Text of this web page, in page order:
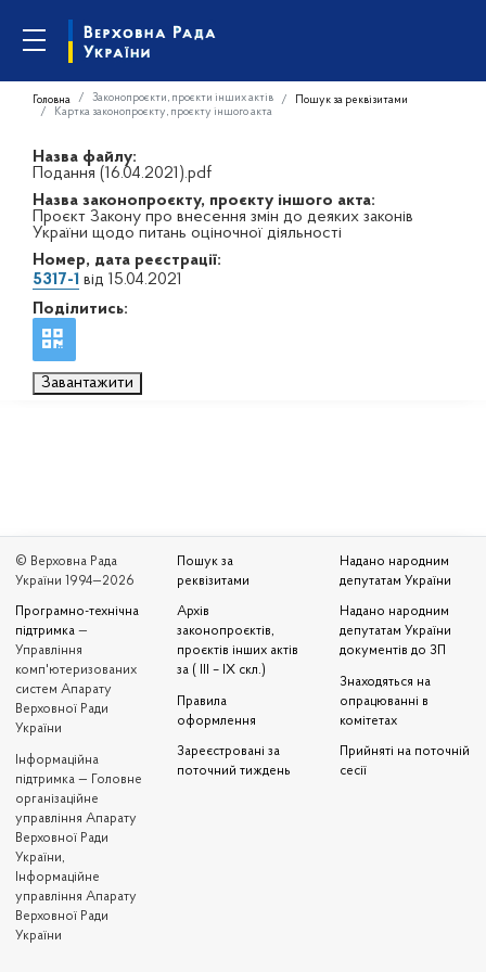
Головна Законопроєкти, проєкти інших актів
Пошук за реквізитами
Картка законопроєкту, проєкту іншого акта
Назва файлу:
Подання (16.04.2021).pdf
Назва законопроєкту, проєкту іншого акта:
Проєкт Закону про внесення змін до деяких законів
України щодо питань оціночної діяльності
Номер, дата реєстрації:
5317-1 від 15.04.2021
Поділитись:
Завантажити
© Верховна Рада
України 1994—2026
Програмно-технічна
підтримка —
Управління
комп'ютеризованих
систем Апарату
Верховної Ради
України
Iнформаційна
підтримка — Головне
організаційне
управління Апарату
Верховної Ради
України,
Інформаційне
управління Апарату
Верховної Ради
України
Пошук за
реквізитами
Архів
законопроєктів,
проєктів інших актів
за ( III – IX скл.)
Правила
оформлення
Зареєстровані за
поточний тиждень
Надано народним
депутатам України
Надано народним
депутатам України
документів до ЗП
Знаходяться на
опрацюванні в
комітетах
Прийняті на поточній
сесії